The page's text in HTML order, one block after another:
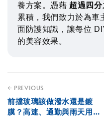
養方案。憑藉 超過四
累積，我們致力於為車
面防護知識，讓每位
的美容效果。
← PREVIOUS
前擋玻璃該做潑水還是鍍
膜？高速、通勤與雨天用車